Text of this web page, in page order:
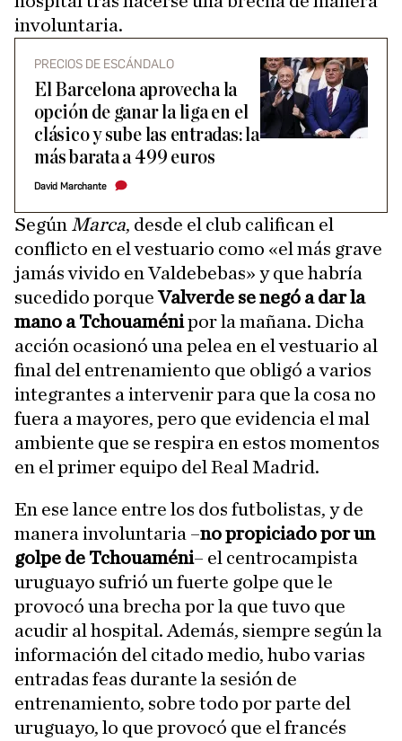
involuntaria.
PRECIOS DE ESCÁNDALO
El Barcelona aprovecha la
opción de ganar la liga en el
clásico y sube las entradas: la
más barata a 499 euros
David Marchante
Según Marca, desde el club califican el
conflicto en el vestuario como «el más grave
jamás vivido en Valdebebas» y que habría
sucedido porqueValverde se negó a dar la
mano a Tchouaménipor la mañana. Dicha
acción ocasionó una pelea en el vestuario al
final del entrenamiento que obligó a varios
integrantes a intervenir para que la cosa no
fuera a mayores, pero que evidencia el mal
ambiente que se respira en estos momentos
en el primer equipo del Real Madrid.
En ese lance entre los dos futbolistas, y de
manera involuntaria –no propiciado por un
golpe de Tchouaméni– el centrocampista
uruguayo sufrió un fuerte golpe que le
provocó una brecha por la que tuvo que
acudir al hospital. Además, siempre según la
información del citado medio, hubo varias
entradas feas durante la sesión de
entrenamiento, sobre todo por parte del
uruguayo, lo que provocó que el francés